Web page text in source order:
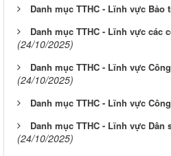
Danh mục TTHC - Lĩnh vực Bảo
Danh mục TTHC - Lĩnh vực các
(24/10/2025)
Danh mục TTHC - Lĩnh vực
(24/10/2025)
Danh mục TTHC - Lĩnh vực
Danh mục TTHC - Lĩnh vực Dân
(24/10/2025)